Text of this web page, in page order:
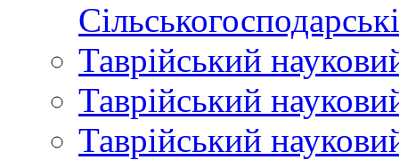
Таврійський
Таврійський
Таврійський